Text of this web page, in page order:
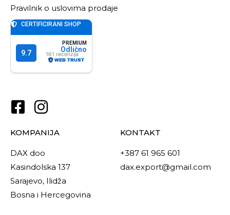
Pravilnik o uslovima prodaje
KOMPANIJA
DAX doo
Kasindolska 137
Sarajevo, Ilidža
Bosna i Hercegovina
KONTAKT
+387 61 965 601
dax.export@gmail.com